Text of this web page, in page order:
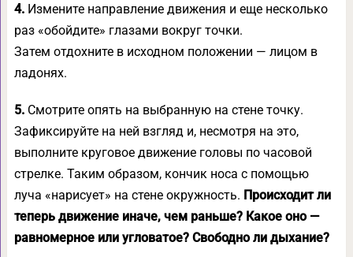
4.Измените направление движения и еще несколько
раз «обойдите» глазами вокруг точки.
Затем отдохните в исходном положении — лицом в
ладонях.
5.Смотрите опять на выбранную на стене точку.
Зафиксируйте на ней взгляд и, несмотря на это,
выполните круговое движение головы по часовой
стрелке. Таким образом, кончик носа с помощью
луча «нарисует» на стене окружность. Происходит ли
теперь движение иначе, чем раньше? Какое оно —
равномерное или угловатое? Свободно ли дыхание?